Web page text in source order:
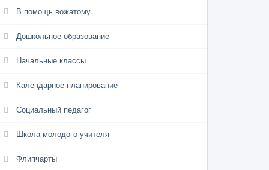
В помощь вожатому
Дошкольное образование
Начальные классы
Календарное планирование
Социальный педагог
Школа молодого учителя
Флипчарты